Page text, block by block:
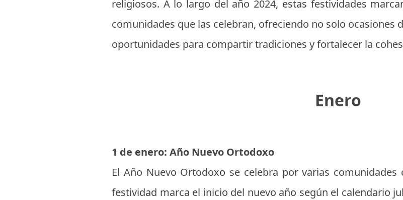
religiosos. A lo largo del año 2024, estas festividades
comunidades que las celebran, ofreciendo no solo ocasiones
oportunidades para compartir tradiciones y fortalecer la
Enero
1 de enero: Año Nuevo Ortodoxo
El Año Nuevo Ortodoxo se celebra por varias comunidades
festividad marca el inicio del nuevo año según el calendario